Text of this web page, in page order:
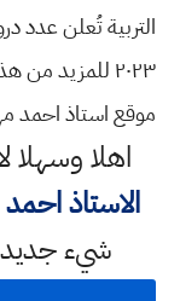
التربية تُعلن عدد
٢٠٢٣ للمزيد
موقع استاذ احمد
اهلا وسهلا
الاستاذ
شيء جديد